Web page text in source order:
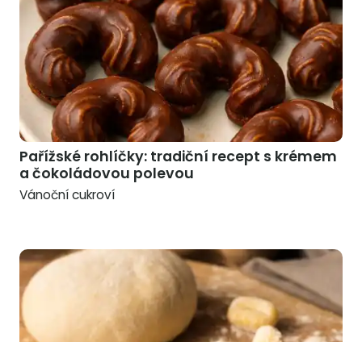
Pařížské rohlíčky: tradiční recept s krémem
a čokoládovou polevou
Vánoční cukroví